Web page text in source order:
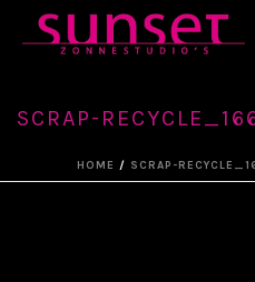
SCRAP-
HOME / SCRAP-